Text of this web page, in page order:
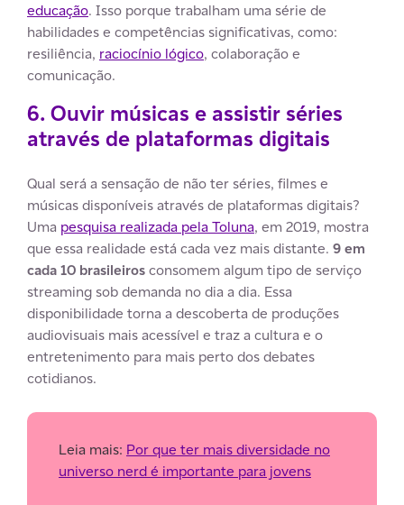
educação. Isso porque trabalham uma série de
habilidades e competências significativas, como:
resiliência, raciocínio lógico, colaboração e
comunicação.
6. Ouvir músicas e assistir séries
através de plataformas digitais
Qual será a sensação de não ter séries, filmes e
músicas disponíveis através de plataformas digitais?
Uma pesquisa realizada pela Toluna, em 2019, mostra
que essa realidade está cada vez mais distante. 9 em
cada 10 brasileirosconsomem algum tipo de serviço
streaming sob demanda no dia a dia. Essa
disponibilidade torna a descoberta de produções
audiovisuais mais acessível e traz a cultura e o
entretenimento para mais perto dos debates
cotidianos.
Leia mais: Por que ter mais diversidade no
universo nerd é importante para jovens